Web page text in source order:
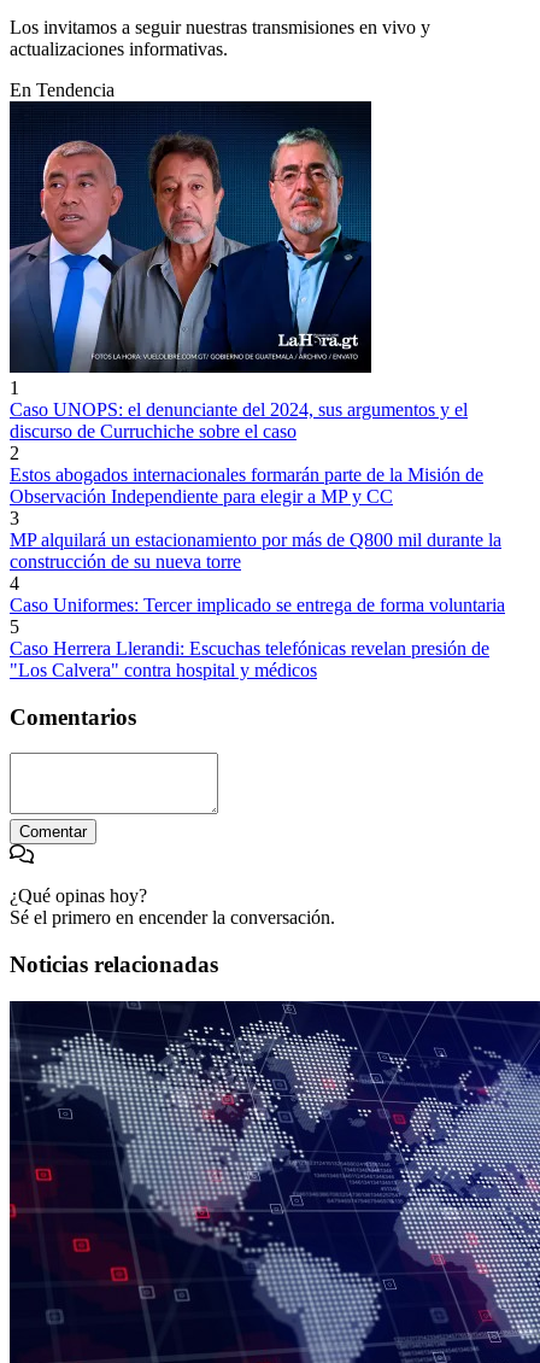
Los invitamos a seguir nuestras transmisiones en vivo y
actualizaciones informativas.
En Tendencia
1
Caso UNOPS: el denunciante del 2024, sus argumentos y el
discurso de Curruchiche sobre el caso
2
Estos abogados internacionales formarán parte de la Misión de
Observación Independiente para elegir a MP y CC
3
MP alquilará un estacionamiento por más de Q800 mil durante la
construcción de su nueva torre
4
Caso Uniformes: Tercer implicado se entrega de forma voluntaria
5
Caso Herrera Llerandi: Escuchas telefónicas revelan presión de
"Los Calvera" contra hospital y médicos
Comentarios
Comentar
¿Qué opinas hoy?
Sé el primero en encender la conversación.
Noticias relacionadas